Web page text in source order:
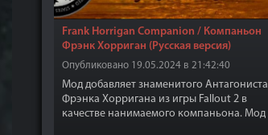
Frank Horrigan Companion / Компаньон
Фрэнк Хорриган (Русская версия)
Опубликовано 19.05.2024 в 21:42:40
Мод добавляет знаменитого Антагониста
Фрэнка Хорригана из игры Fallout 2 в
качестве нанимаемого компаньона. Мод